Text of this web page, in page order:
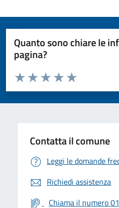
Quanto sono chiare le
pagina?
Valuta da 1 a 5 stelle la pagina
Valuta 5 stelle
Valuta 4 stelle su 5
Valuta 3 stelle su 5
Valuta 2 stelle su 5
Valuta 1 stelle su 5
Contatta il comune
Leggi le domande
Richiedi assistenza
Chiama il numero